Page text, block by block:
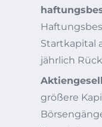
Startkapital
jährlich
größere